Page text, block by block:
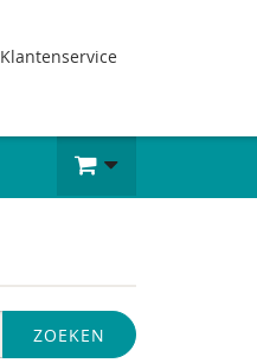
Klantenservice
ZOEKEN